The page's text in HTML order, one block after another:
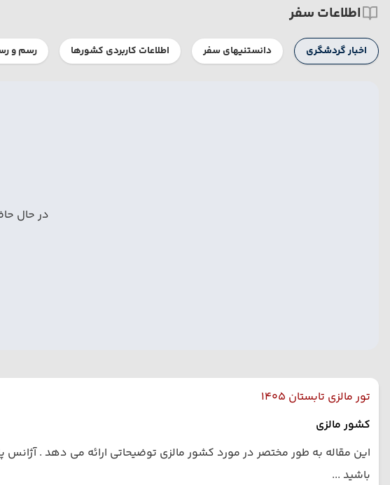
اطلاعات سفر
اخبار گردشگری دانستنیهای سفر اطلاعات کاربردی کشورها رسم و
در حال
تور مالزی تابستان 1405
کشور مالزی
این مقاله به طور مختصر در مورد کشور مالزی توضیحاتی ارائه می دهد . آژانس
باشید ...